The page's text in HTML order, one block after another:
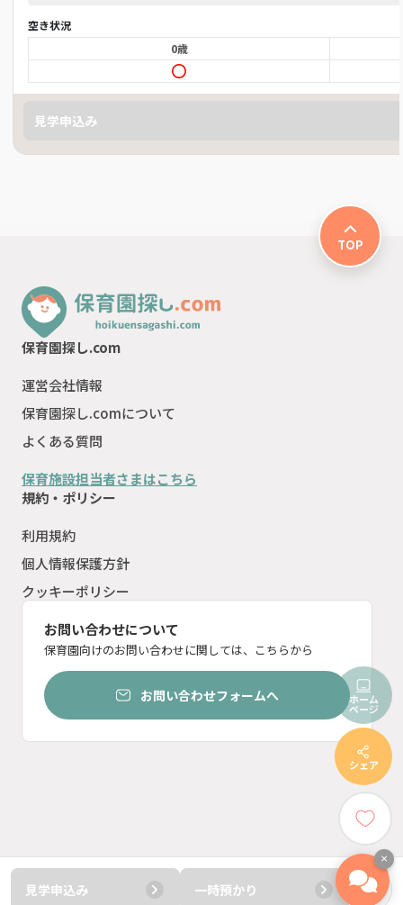
空き状況
0歳
見学申込み
シェア
ホーム
ページ
見学申込み 一時預かり
TOP
保育園探し.com
運営会社情報
保育園探し.comについて
よくある質問
保育施設担当者さまはこちら
規約・ポリシー
利用規約
個人情報保護方針
クッキーポリシー
お問い合わせについて
保育園向けのお問い合わせに関しては、こちらから
お問い合わせフォームへ
© ︎2023 ten inc.
×